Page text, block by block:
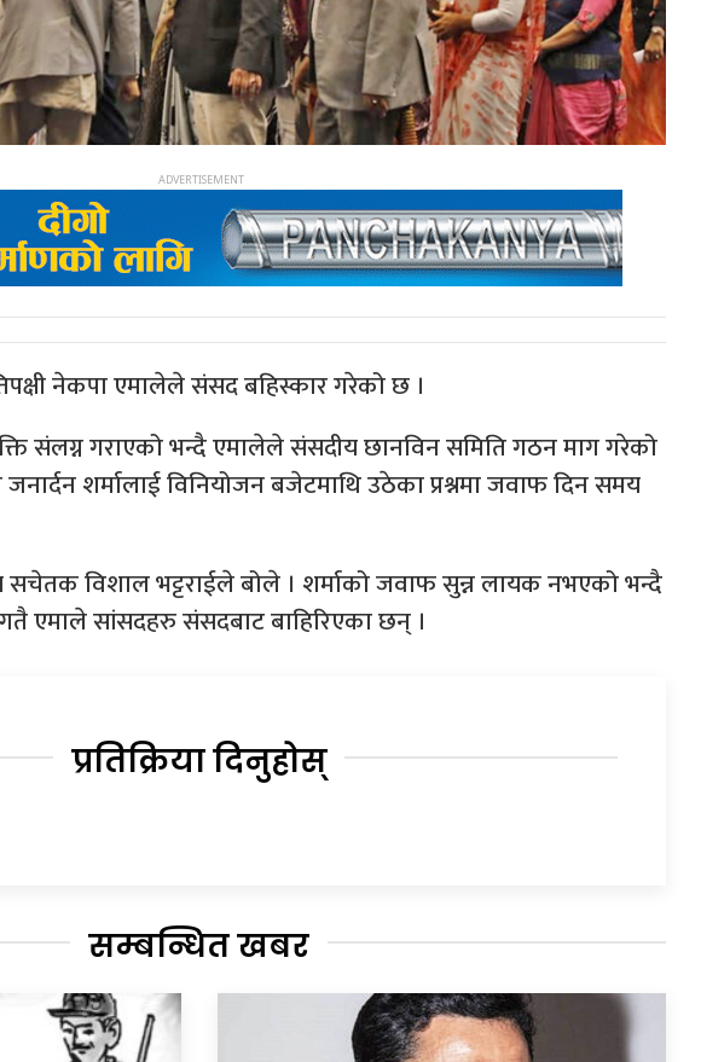
नेकपा एमालेले संसद बहिस्कार गरेको छ ।
संलग्न गराएको भन्दै एमालेले संसदीय छानविन समिति गठन माग गरेको
जनार्दन शर्मालाई विनियोजन बजेटमाथि उठेका प्रश्नमा जवाफ दिन समय
सचेतक विशाल भट्टराईले बोले । शर्माको जवाफ सुन्न लायक नभएको भन्दै
एमाले सांसदहरु संसदबाट बाहिरिएका छन् ।
प्रतिक्रिया दिनुहोस्
सम्बन्धित खबर